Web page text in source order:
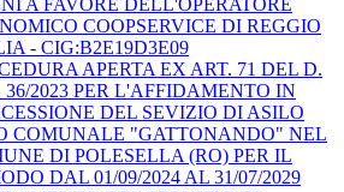
COOPSERVICE DI REGGIO
- CIG:B2E19D3E09
APERTA EX ART. 71 DEL D.
36/2023 PER L'AFFIDAMENTO IN
DEL SEVIZIO DI ASILO
COMUNALE "GATTONANDO" NEL
DI POLESELLA (RO) PER IL
DAL 01/09/2024 AL 31/07/2029